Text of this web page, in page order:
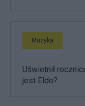
Muzyka
Uświetnił
jest Eldo?